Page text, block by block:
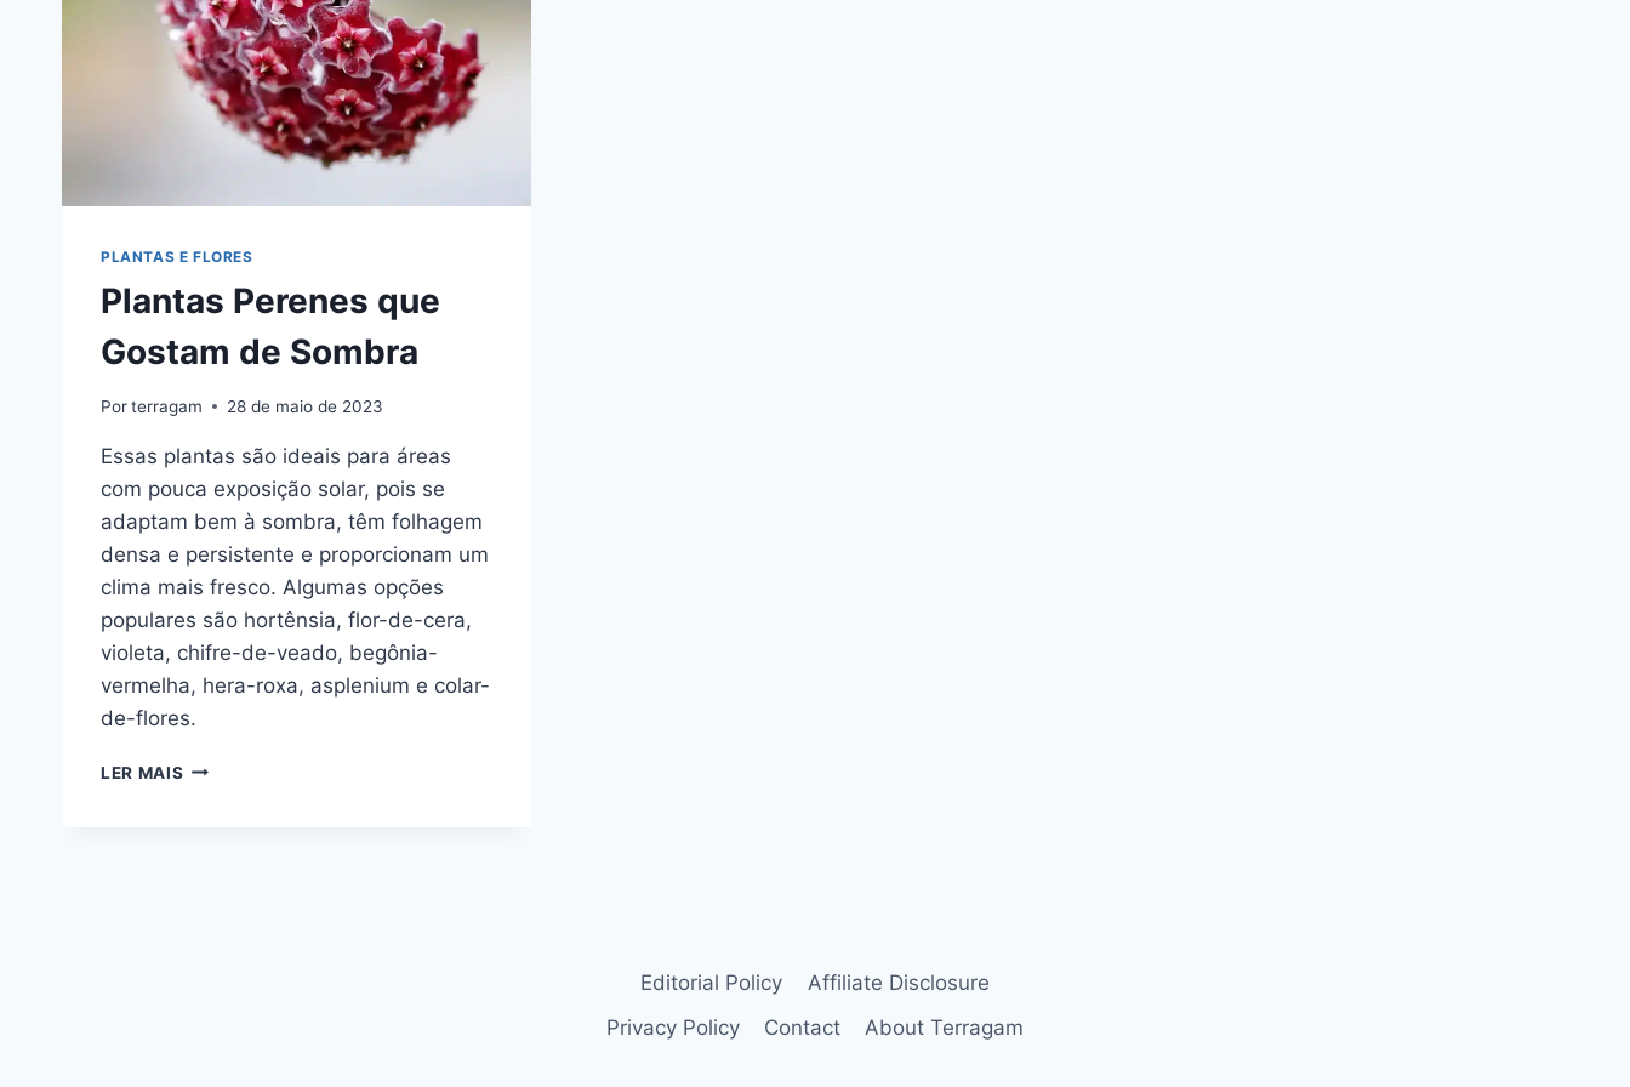
PLANTAS E FLORES
Plantas Perenes que
Gostam de Sombra
Porterragam 28 de maio de 2023
Essas plantas são ideais para áreas
com pouca exposição solar, pois se
adaptam bem à sombra, têm folhagem
densa e persistente e proporcionam um
clima mais fresco. Algumas opções
populares são hortênsia, flor-de-cera,
violeta, chifre-de-veado, begônia-
vermelha, hera-roxa, asplenium e colar-
de-flores.
LER MAIS PLANTAS
Editorial Policy
Affiliate Disclosure
Privacy Policy
Contact About Terragam